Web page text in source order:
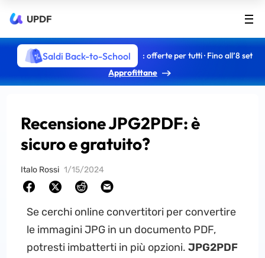
UPDF
Saldi Back-to-School
: offerte per tutti · Fino all’8 set
Approfittane
Recensione JPG2PDF: è
sicuro e gratuito?
Italo Rossi 1/15/2024
Se cerchi online convertitori per convertire
le immagini JPG in un documento PDF,
potresti imbatterti in più opzioni. JPG2PDF